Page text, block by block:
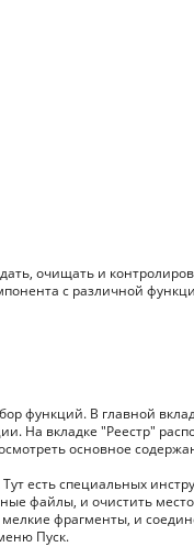
очищать и
с различной
функций. В главной
На вкладке "Реестр"
основное
есть специальных
файлы, и очистить
фрагменты, и
Пуск.